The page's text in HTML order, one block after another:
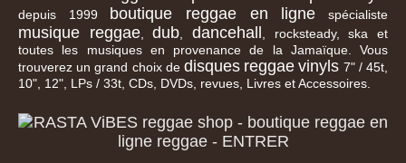
depuis 1999 boutique reggae en ligne spécialiste
musique reggae,dub ,dancehall
, rocksteady, ska et
toutes les musiques en provenance de la Jamaïque. Vous
trouverez un grand choix de disques reggae vinyls 7" / 45t,
10", 12", LPs / 33t, CDs, DVDs, revues, Livres et Accessoires.